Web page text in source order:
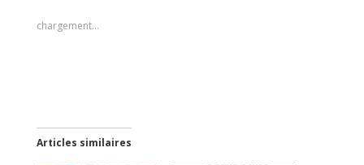
chargement…
Articles similaires